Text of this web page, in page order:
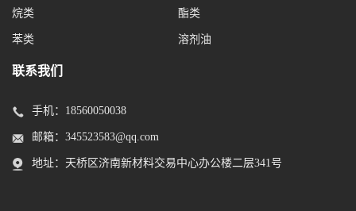
烷类 酯类
苯类 溶剂油
联系我们
手机： 18560050038
邮箱：345523583@qq.com
地址：天桥区济南新材料交易中心办公楼二层341号